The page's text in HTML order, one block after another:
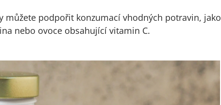
můžete podpořit konzumací vhodných potravin, jako
nebo ovoce obsahující vitamin C.